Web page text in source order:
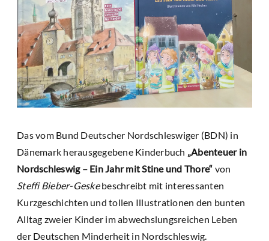
Das vom Bund Deutscher Nordschleswiger (BDN) in
Dänemark herausgegebene Kinderbuch „Abenteuer in
Nordschleswig – Ein Jahr mit Stine und Thore“ von
Steffi Bieber-Geskebeschreibt mit interessanten
Kurzgeschichten und tollen Illustrationen den bunten
Alltag zweier Kinder im abwechslungsreichen Leben
der Deutschen Minderheit in Nordschleswig.